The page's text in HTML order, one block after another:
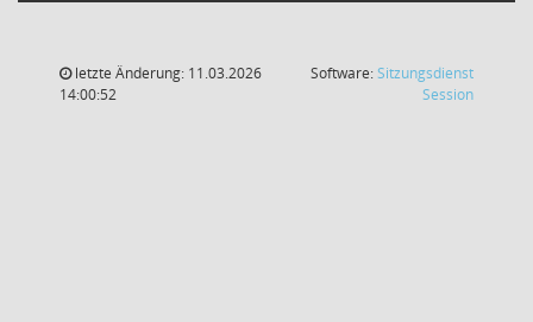
letzte Änderung: 11.03.2026
14:00:52
Software:Sitzungsdienst
Session(Wird in